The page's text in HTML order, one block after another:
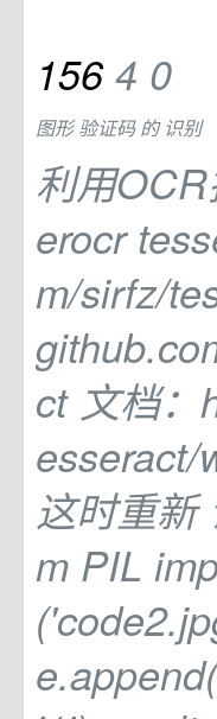
1564 0
图形验证码的识别
利用
erocr
m/sirfz/
ct 文档：
这时重新
m PIL